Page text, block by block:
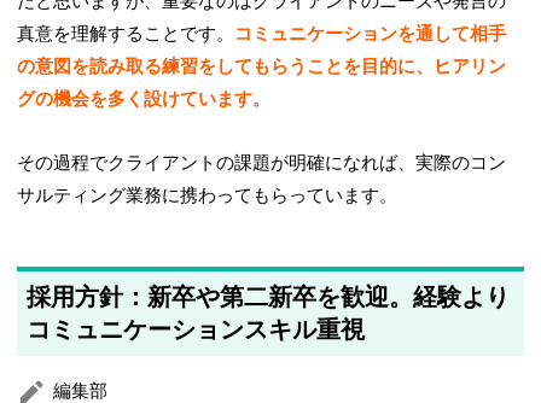
真意を理解することです。
コミュニケーションを通して相手
の意図を読み取る練習をしてもらうことを目的に、ヒアリン
グの機会を多く設けています。
その過程でクライアントの課題が明確になれば、実際のコン
サルティング業務に携わってもらっています。
採用方針：新卒や第二新卒を歓迎。経験より
コミュニケーションスキル重視
編集部